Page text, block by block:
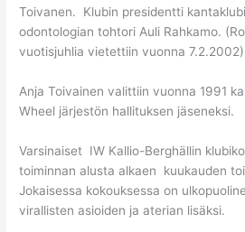
Toivanen. Klubin presidentti
odontologian tohtori Auli Rahkamo.
vuotisjuhlia vietettiin vuonna
Anja Toivainen valittiin vuonna 1991
Wheel järjestön hallituksen jäseneksi.
Varsinaiset IW Kallio-Berghällin
toiminnan alusta alkaen kuukauden
Jokaisessa kokouksessa on
virallisten asioiden ja aterian lisäksi.